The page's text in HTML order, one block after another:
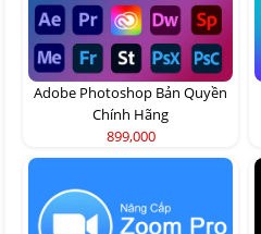
Adobe Photoshop Bản Quyền
Chính Hãng
899,000